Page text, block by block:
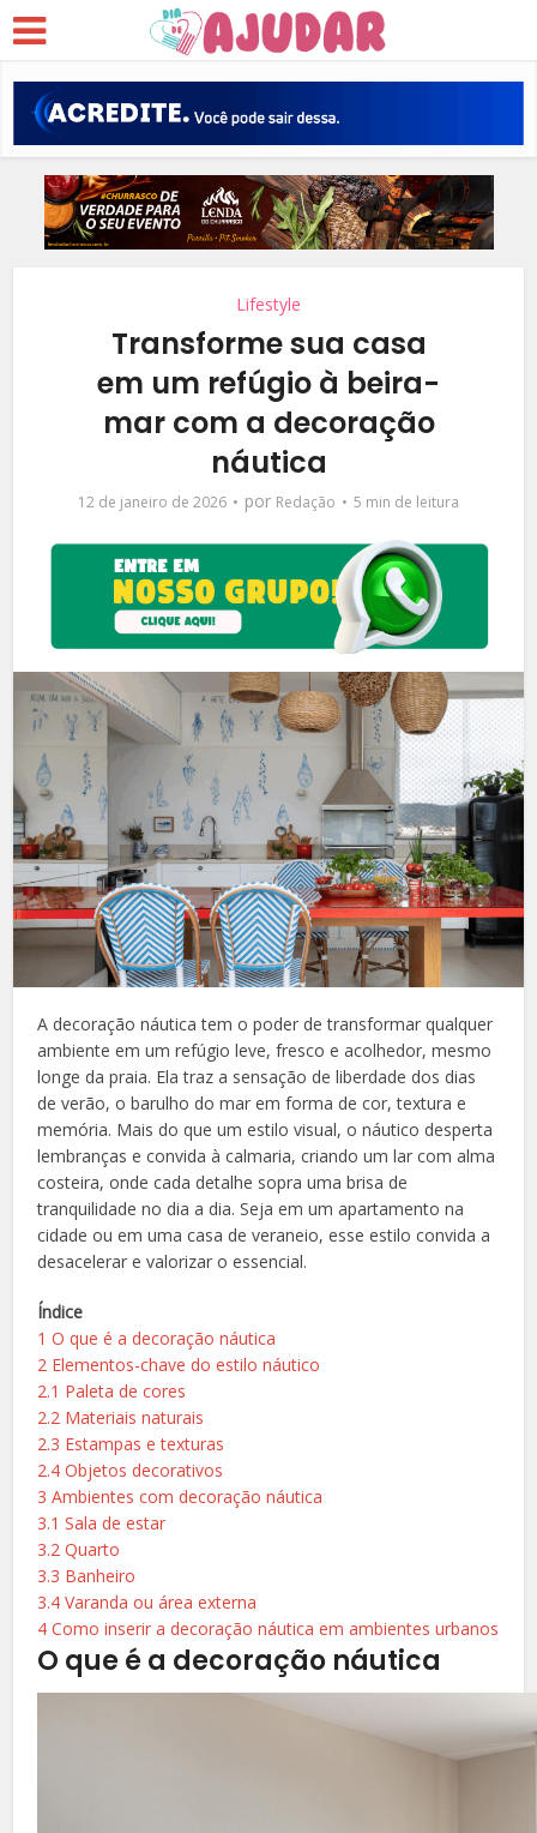
Lifestyle
Transforme sua casa
em um refúgio à beira-
mar com a decoração
náutica
12 de janeiro de 2026 por Redação 5 min de leitura
A decoração náutica tem o poder de transformar qualquer
ambiente em um refúgio leve, fresco e acolhedor, mesmo
longe da praia. Ela traz a sensação de liberdade dos dias
de verão, o barulho do mar em forma de cor, textura e
memória. Mais do que um estilo visual, o náutico desperta
lembranças e convida à calmaria, criando um lar com alma
costeira, onde cada detalhe sopra uma brisa de
tranquilidade no dia a dia. Seja em um apartamento na
cidade ou em uma casa de veraneio, esse estilo convida a
desacelerar e valorizar o essencial.
Índice
1 O que é a decoração náutica
2 Elementos-chave do estilo náutico
2.1 Paleta de cores
2.2 Materiais naturais
2.3 Estampas e texturas
2.4 Objetos decorativos
3 Ambientes com decoração náutica
3.1 Sala de estar
3.2 Quarto
3.3 Banheiro
3.4 Varanda ou área externa
4 Como inserir a decoração náutica em ambientes urbanos
O que é a decoração náutica